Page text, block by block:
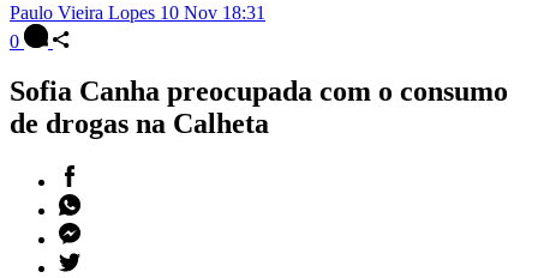
Paulo Vieira Lopes 10 Nov 18:31
0
Sofia Canha preocupada com o consumo
de drogas na Calheta